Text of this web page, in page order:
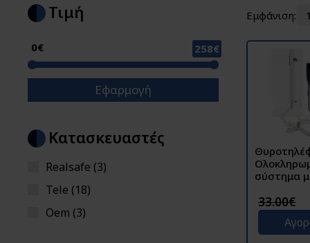
Τιμή
0€ 258€
Εφαρμογή
Κατασκευαστές
Realsafe (3)
Tele (18)
Oem (3)
Εμφάνιση:
σύστημα
και 1
3206B
33.00€